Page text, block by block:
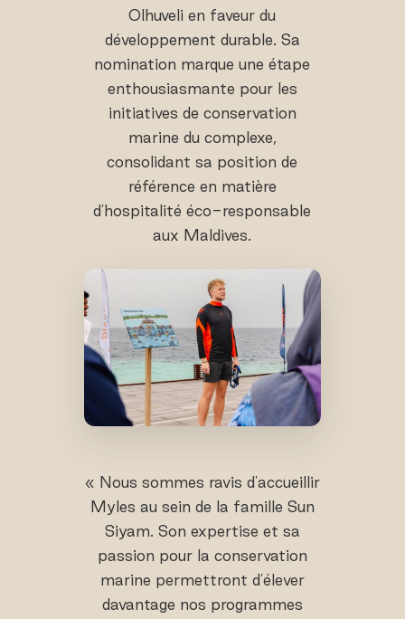
Olhuveli en faveur du
développement durable. Sa
nomination marque une étape
enthousiasmante pour les
initiatives de conservation
marine du complexe,
consolidant sa position de
référence en matière
d'hospitalité éco-responsable
aux Maldives.
« Nous sommes ravis d'accueillir
Myles au sein de la famille Sun
Siyam. Son expertise et sa
passion pour la conservation
marine permettront d'élever
davantage nos programmes